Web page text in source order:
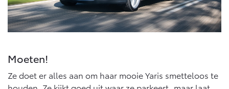
Moeten!
Ze doet er alles aan om haar mooie Yaris smetteloos te